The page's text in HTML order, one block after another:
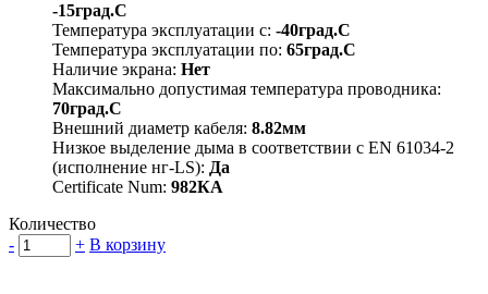
-15град.C
Температура эксплуатации с: -40град.C
Температура эксплуатации по: 65град.C
Наличие экрана: Нет
Максимально допустимая температура проводника:
70град.C
Внешний диаметр кабеля: 8.82мм
Низкое выделение дыма в соответствии с EN 61034-2
(исполнение нг-LS): Да
Certificate Num: 982КА
Количество
-
+ В корзину